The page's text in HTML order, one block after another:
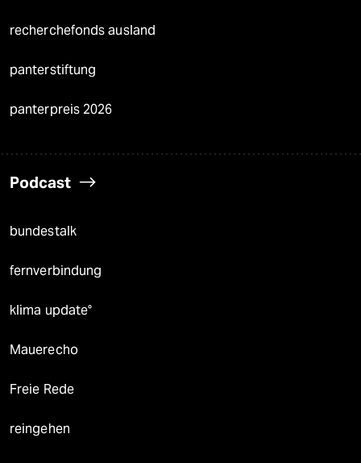
recherchefonds ausland
panterstiftung
panterpreis 2026
Podcast
bundestalk
fernverbindung
klima update°
Mauerecho
Freie Rede
reingehen